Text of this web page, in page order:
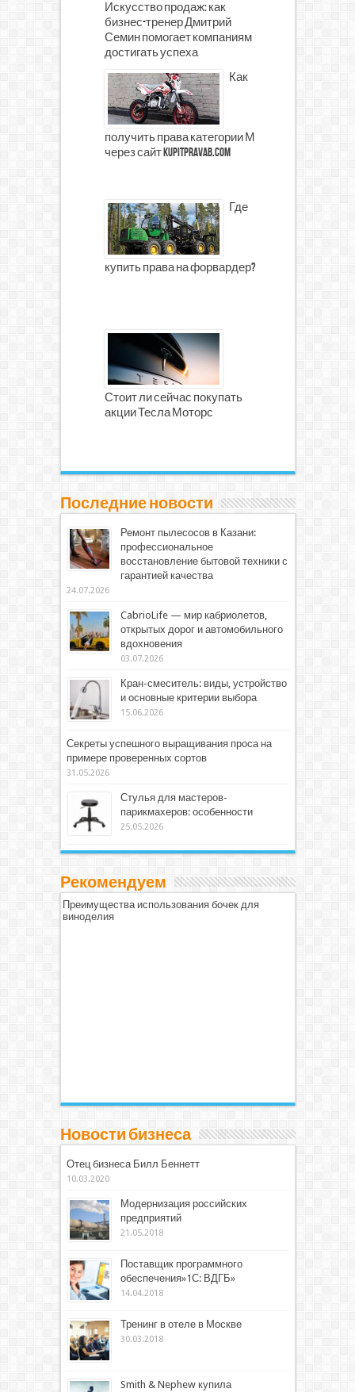
Искусство продаж: как
бизнес-тренер Дмитрий
Семин помогает компаниям
достигать успеха
Как
получить права категории М
через сайт kupitpravab.com
Где
купить права на форвардер?
Стоит ли сейчас покупать
акции Тесла Моторс
Последние новости
Ремонт пылесосов в Казани:
профессиональное
восстановление бытовой техники с
гарантией качества
24.07.2026
CabrioLife — мир кабриолетов,
открытых дорог и автомобильного
вдохновения
03.07.2026
Кран-смеситель: виды, устройство
и основные критерии выбора
15.06.2026
Секреты успешного выращивания проса на
примере проверенных сортов
31.05.2026
Стулья для мастеров-
парикмахеров: особенности
25.05.2026
Рекомендуем
Преимущества использования бочек для
виноделия
Новости бизнеса
Отец бизнеса Билл Беннетт
10.03.2020
Модернизация российских
предприятий
21.05.2018
Поставщик программного
обеспечения»1С: ВДГБ»
14.04.2018
Тренинг в отеле в Москве
30.03.2018
Smith & Nephew купила